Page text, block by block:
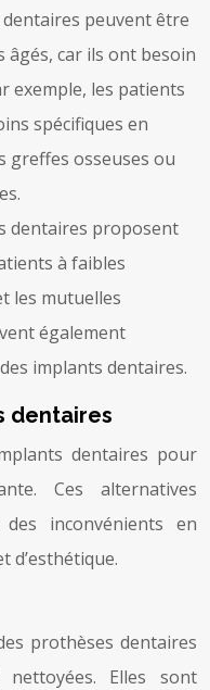
peuvent être
âgés, car ils ont besoin
exemple, les patients
spécifiques en
greffes osseuses ou
dentaires proposent
à faibles
les mutuelles
également
implants dentaires.
dentaires
dentaires pour
Ces alternatives
inconvénients en
d’esthétique.
prothèses dentaires
Elles sont